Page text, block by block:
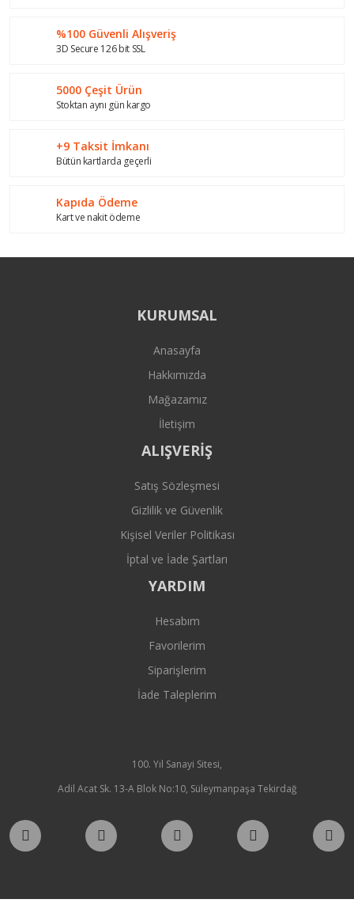
Ürün bilgilerinde hatalar bulunuyor.
Bu ürüne benzer farklı alternatifler olmalı.
%100 Güvenli Alışveriş
3D Secure 126 bit SSL
5000 Çeşit Ürün
Stoktan aynı gün kargo
+9 Taksit İmkanı
Bütün kartlarda geçerli
Kapıda Ödeme
Kart ve nakit ödeme
KURUMSAL
Anasayfa
Hakkımızda
Mağazamız
İletişim
ALIŞVERİŞ
Satış Sözleşmesi
Gizlilik ve Güvenlik
Kişisel Veriler Politikası
İptal ve İade Şartları
YARDIM
Hesabım
Favorilerim
Siparişlerim
İade Taleplerim
100. Yıl Sanayi Sitesi,
Adil Acat Sk. 13-A Blok No:10, Süleymanpaşa Tekirdağ